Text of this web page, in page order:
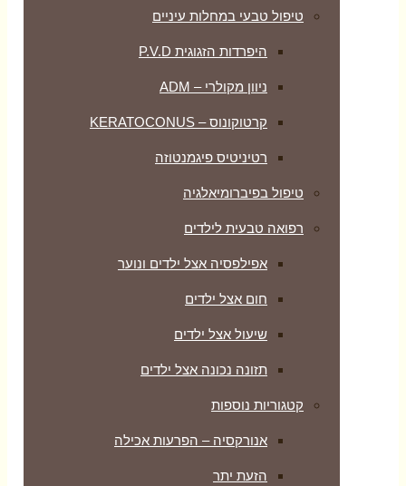
טיפול טבעי במחלות עיניים
היפרדות הזגוגית P.V.D
ניוון מקולרי – ADM
קרטוקונוס – KERATOCONUS
רטיניטיס פיגמנטוזה
טיפול בפיברומיאלגיה
רפואה טבעית לילדים
אפילפסיה אצל ילדים ונוער
חום אצל ילדים
שיעול אצל ילדים
תזונה נכונה אצל ילדים
קטגוריות נוספות
אנורקסיה – הפרעות אכילה
הזעת יתר